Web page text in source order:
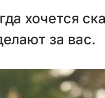
хочется
за вас.